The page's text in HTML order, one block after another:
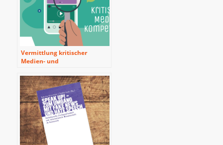
Vermittlung kritischer
Medien- und
informellen
Bildungskontexten: Das
Beispiel der ‘Speak Up!
Tagung’ aus Ostbelgien